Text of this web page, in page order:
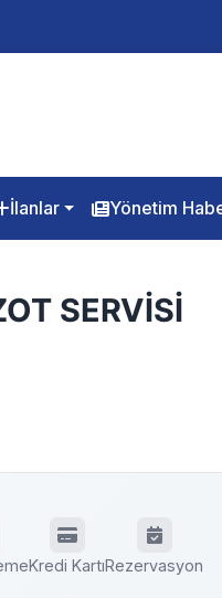
İlanlar Yönetim
SERVİSİ
Kredi KartıRezervasyon